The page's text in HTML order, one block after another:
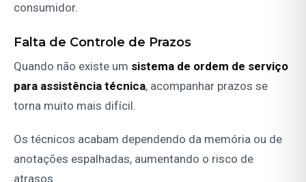
consumidor.
Falta de Controle de Prazos
Quando não existe um sistema de ordem de serviço
para assistência técnica, acompanhar prazos se
torna muito mais difícil.
Os técnicos acabam dependendo da memória ou de
anotações espalhadas, aumentando o risco de
atrasos.